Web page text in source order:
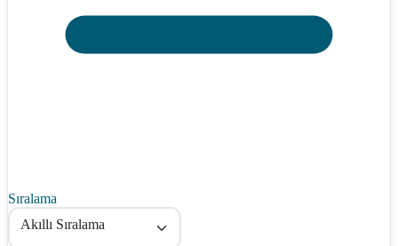
Sıralama
Akıllı Sıralama